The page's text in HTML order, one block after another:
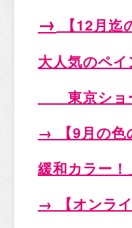
→ 【12月迄
大人気のペ
東京ショ
→ 【9月の色
緩和カラー！
→ 【オンラ